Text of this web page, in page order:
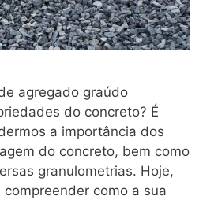
agregado graúdo
do concreto? É
a importância dos
do concreto, bem como
granulometrias. Hoje,
como a sua